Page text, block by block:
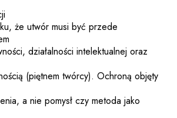
że utwór musi być przede
działalności intelektualnej oraz
(piętnem twórcy). Ochroną objęty
a nie pomysł czy metoda jako